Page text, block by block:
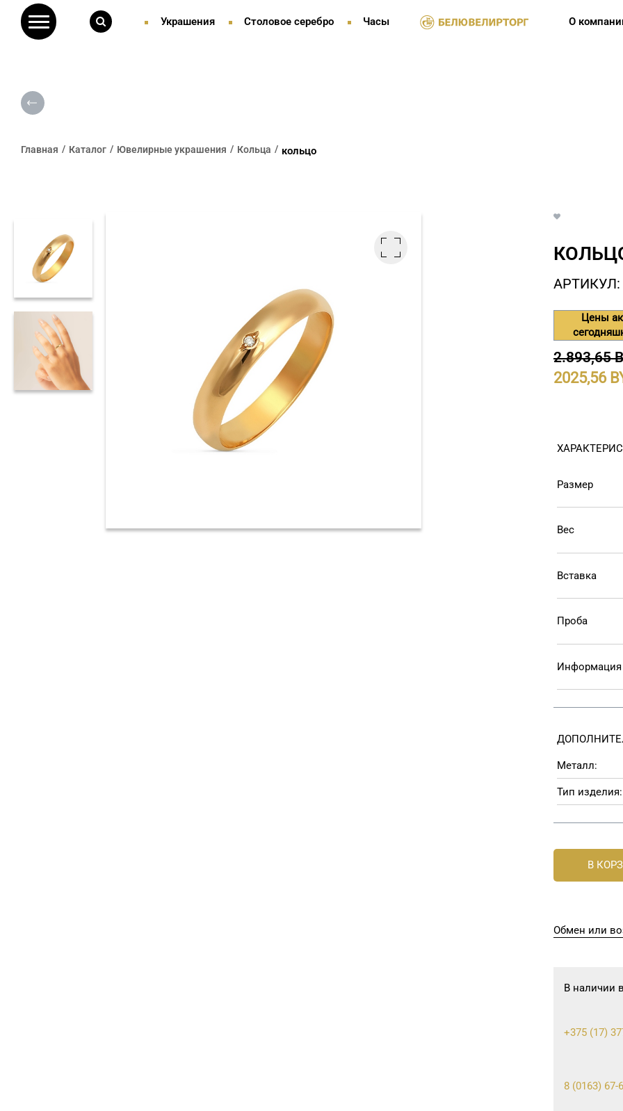
Украшения Столовое серебро Часы О
Главная Каталог Ювелирные украшения Кольца кольцо
АРТИКУЛ:
Цены
2.893,65
2025,56
Размер
Вес
Вставка
Проба
Информация
Металл:
Тип изделия:
В
Обмен или
В наличии
+375 (17)
8 (0163) 67-